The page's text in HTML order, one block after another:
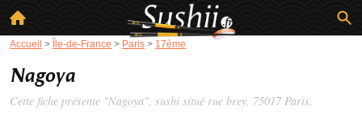
Accueil > Île-de-France > Paris > 17ème
Nagoya
Cette fiche présente "Nagoya", sushi situé rue brey, 75017 Paris.